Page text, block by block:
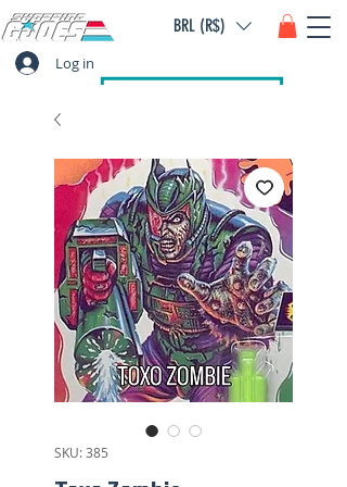
Log in
BRL (R$)
SKU: 385